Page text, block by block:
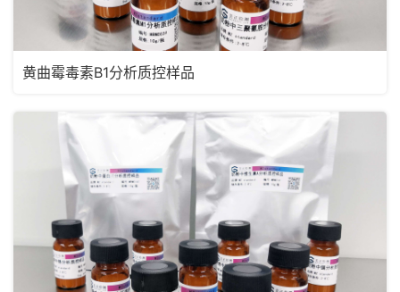
黄曲霉毒素B1分析质控样品